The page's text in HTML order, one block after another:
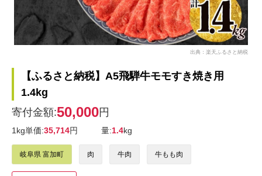
出典：楽天ふるさと納税
【ふるさと納税】A5飛騨牛モモすき焼き用
1.4kg
寄付金額:50,000円
1kg単価:35,714円 量:1.4kg
岐阜県 富加町 肉 牛肉 牛もも肉